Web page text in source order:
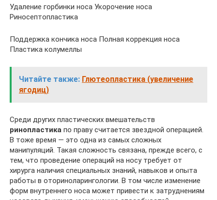
Удаление горбинки носа Укорочение носа
Риносептопластика
Поддержка кончика носа Полная коррекция носа
Пластика колумеллы
Читайте также: Глютеопластика (увеличение
ягодиц)
Среди других пластических вмешательств
ринопластика по праву считается звездной операцией.
В тоже время — это одна из самых сложных
манипуляций. Такая сложность связана, прежде всего, с
тем, что проведение операций на носу требует от
хирурга наличия специальных знаний, навыков и опыта
работы в оториноларингологии. В том числе изменение
форм внутреннего носа может привести к затруднениям